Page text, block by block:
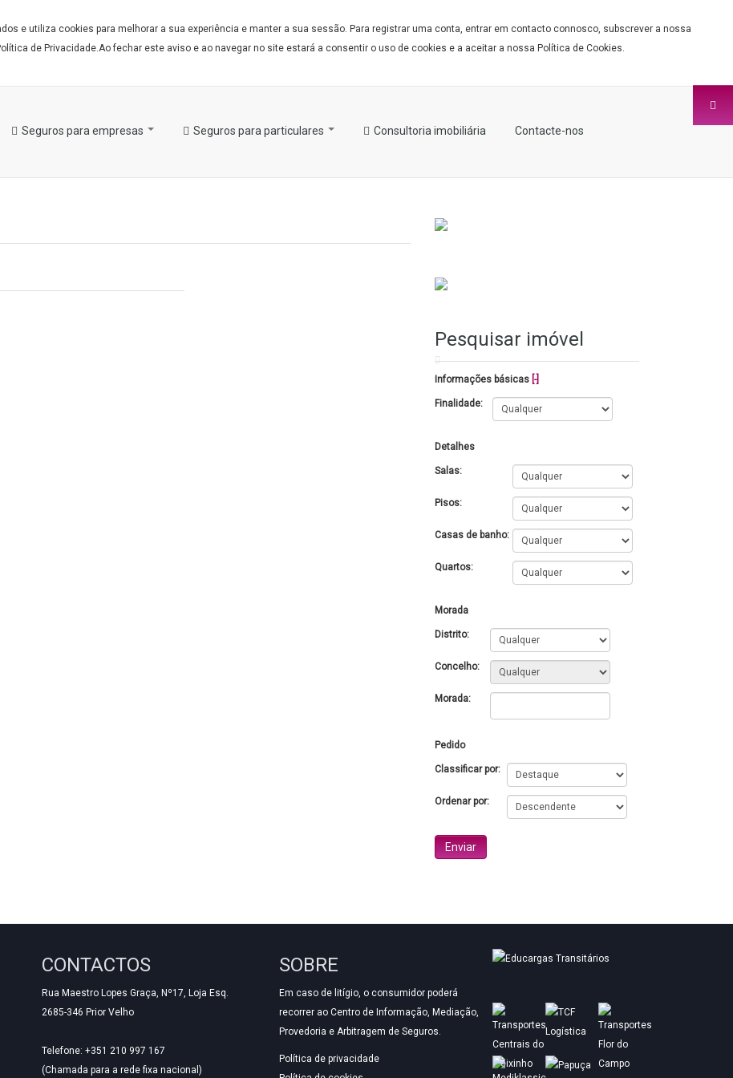
e utiliza cookies para melhorar a sua experiência e manter a sua sessão. Para registrar uma conta, entrar em contacto connosco, subscrever a nossa
de Privacidade.Ao fechar este aviso e ao navegar no site estará a consentir o uso de cookies e a aceitar a nossa Política de Cookies.
Seguros para empresas Seguros para particulares Consultoria imobiliária Contacte-nos
Pesquisar imóvel
Informações básicas [-]
Finalidade:
Detalhes
Salas:
Pisos:
Casas de banho:
Quartos:
Morada
Distrito:
Concelho:
Morada:
Pedido
Classificar por:
Ordenar por:
CONTACTOS
Rua Maestro Lopes Graça, Nº17, Loja Esq.
2685-346 Prior Velho
Telefone: +351 210 997 167
(Chamada para a rede fixa nacional)
SOBRE
Em caso de litígio, o consumidor poderá
recorrer ao Centro de Informação, Mediação,
Provedoria e Arbitragem de Seguros.
Política de privacidade